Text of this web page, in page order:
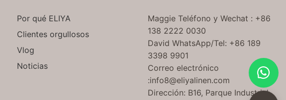
Por qué ELIYA
Clientes orgullosos
Vlog
Noticias
Maggie Teléfonoy Wechat : +86
138 2222 0030
David WhatsApp/Tel: +86 189
3398 9901
Correo electrónico
:info8@eliyalinen.com
Dirección: B16, Parque Industrial